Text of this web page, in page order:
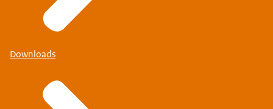
Downloads